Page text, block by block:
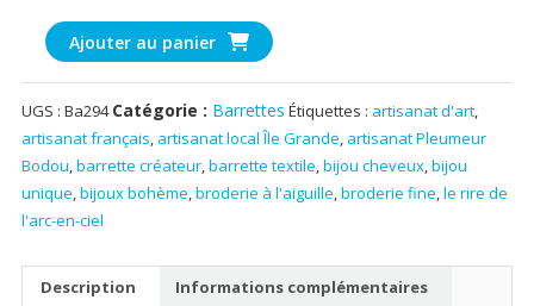
quantité
Barrette
à
cheveux,
fleurs
en
broderie
Ajouter au panier
UGS : Ba294 Catégorie : Barrettes Étiquettes : artisanat d'art,
artisanat français, artisanat local Île Grande, artisanat Pleumeur
Bodou,barrette créateur,barrette textile,bijou cheveux,bijou
unique,bijoux bohème,broderie à l'aiguille,broderie fine,le rire de
l'arc-en-ciel
Description Informations complémentaires